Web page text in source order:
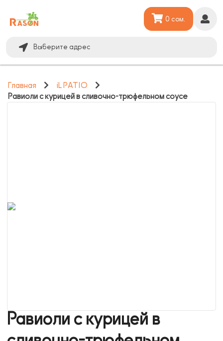
Выберите адрес
0 сом.
Главная
iL PATIO
Равиоли с курицей в сливочно-трюфельном соусе
Равиоли с курицей в